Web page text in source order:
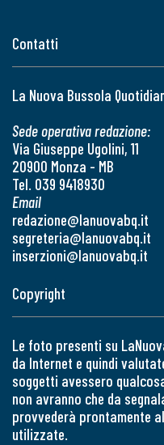
Contatti
La Nuova Bussola
Sede operativa redazione:
Via Giuseppe Ugolini, 11
20900 Monza - MB
Tel. 039 9418930
Email
redazione@lanuovabq.it
segreteria@lanuovabq.it
inserzioni@lanuovabq.it
Copyright
Le foto presenti su
da Internet e quindi
soggetti avessero
non avranno che da
provvederà prontamente
utilizzate.